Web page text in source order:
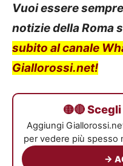
Vuoi essere
notizie della Roma
subito al canale
Giallorossi.net!
🟡🔴
Aggiungi
per vedere più spesso
→